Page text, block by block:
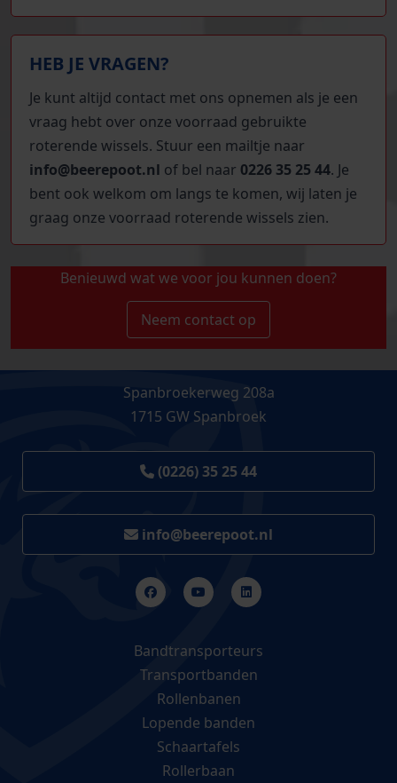
HEB JE VRAGEN?
Je kunt altijd contact met ons opnemen als je een
vraag hebt over onze voorraad gebruikte
roterende wissels. Stuur een mailtje naar
info@beerepoot.nl of bel naar 0226 35 25 44. Je
bent ook welkom om langs te komen, wij laten je
graag onze voorraad roterende wissels zien.
Benieuwd wat we voor jou kunnen doen?
Neem contact op
Spanbroekerweg 208a
1715 GW Spanbroek
(0226) 35 25 44
info@beerepoot.nl
Bandtransporteurs
Transportbanden
Rollenbanen
Lopende banden
Schaartafels
Rollerbaan